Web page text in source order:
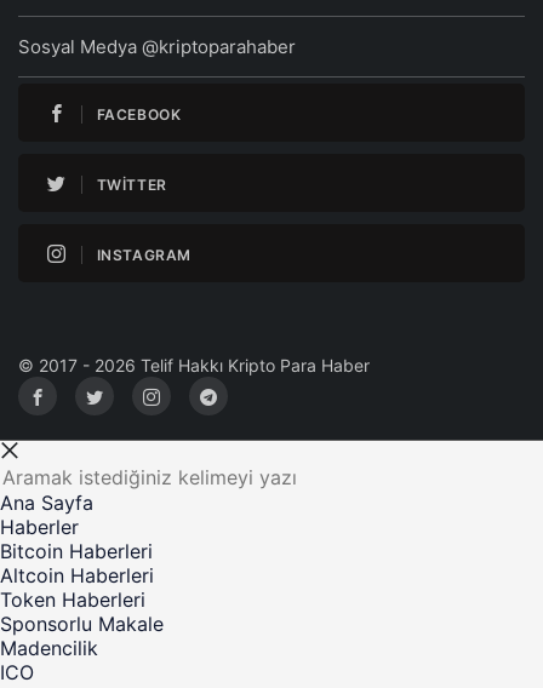
Sosyal Medya @kriptoparahaber
FACEBOOK
TWITTER
INSTAGRAM
© 2017 - 2026 Telif Hakkı Kripto Para Haber
Ana Sayfa
Haberler
Bitcoin Haberleri
Altcoin Haberleri
Token Haberleri
Sponsorlu Makale
Madencilik
ICO